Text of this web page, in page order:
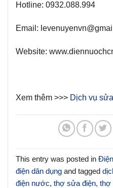
Hotline: 0932.088.994
Email:
Website:
Xem thêm >>> Dịch vụ
This entry was posted in
điện dân dụng and tagged
điện nước, thợ sửa điện, thợ